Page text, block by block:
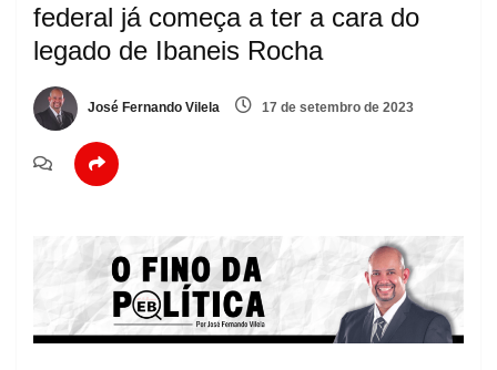
federal já começa a ter a cara do
legado de Ibaneis Rocha
José Fernando Vilela 17 de setembro de 2023